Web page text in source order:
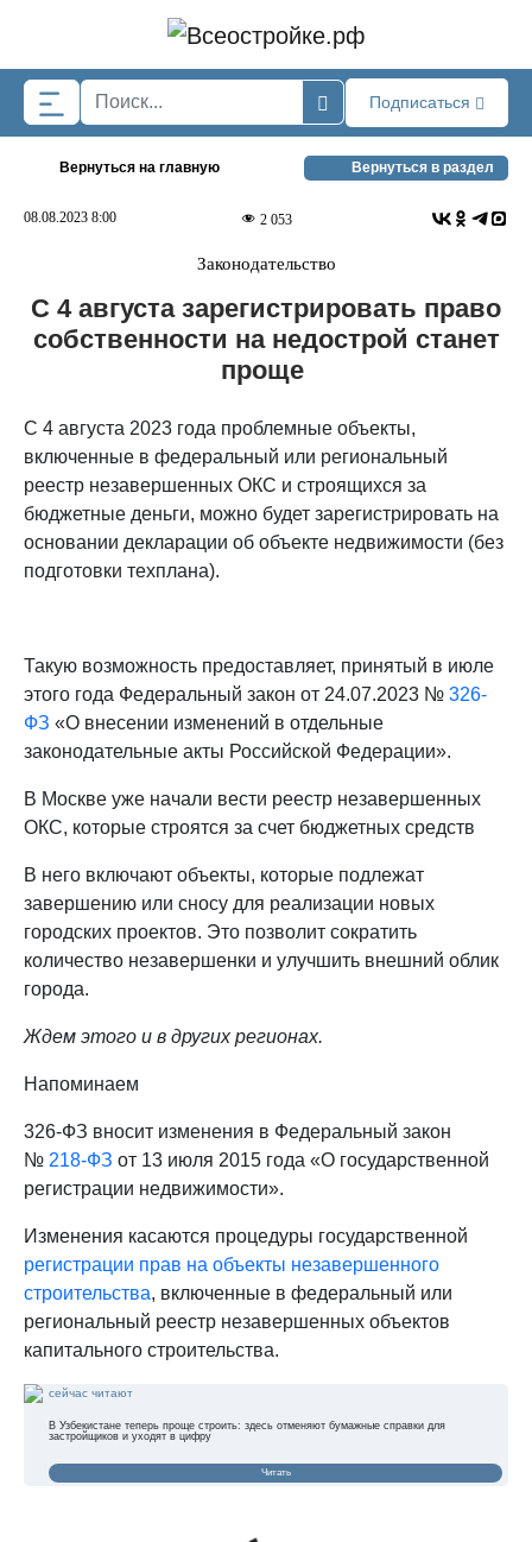
Подписаться
Вернуться на главную Вернуться в раздел
08.08.2023 8:00 2 053
Законодательство
С 4 августа зарегистрировать право
собственности на недострой станет
проще
С 4 августа 2023 года проблемные объекты,
включенные в федеральный или региональный
реестр незавершенных ОКС и строящихся за
бюджетные деньги, можно будет зарегистрировать на
основании декларации об объекте недвижимости (без
подготовки техплана).
Такую возможность предоставляет, принятый в июле
этого года Федеральный закон от 24.07.2023 № 326-
ФЗ «О внесении изменений в отдельные
законодательные акты Российской Федерации».
В Москве уже начали вести реестр незавершенных
ОКС, которые строятся за счет бюджетных средств
В него включают объекты, которые подлежат
завершению или сносу для реализации новых
городских проектов. Это позволит сократить
количество незавершенки и улучшить внешний облик
города.
Ждем этого и в других регионах.
Напоминаем
326-ФЗ вносит изменения в Федеральный закон
№ 218-ФЗ от 13 июля 2015 года «О государственной
регистрации недвижимости».
Изменения касаются процедуры государственной
регистрации прав на объекты незавершенного
строительства, включенные в федеральный или
региональный реестр незавершенных объектов
капитального строительства.
сейчас читают
В Узбекистане теперь проще строить: здесь отменяют бумажные справки для
застройщиков и уходят в цифру
Читать